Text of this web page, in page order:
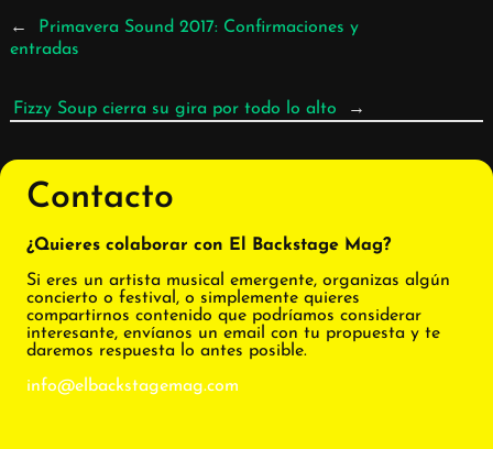
←
Primavera Sound 2017: Confirmaciones y
entradas
Fizzy Soup cierra su gira por todo lo alto →
Contacto
¿Quieres colaborar con El Backstage Mag?
Si eres un artista musical emergente, organizas algún
concierto o festival, o simplemente quieres
compartirnos contenido que podríamos considerar
interesante, envíanos un email con tu propuesta y te
daremos respuesta lo antes posible.
info@elbackstagemag.com